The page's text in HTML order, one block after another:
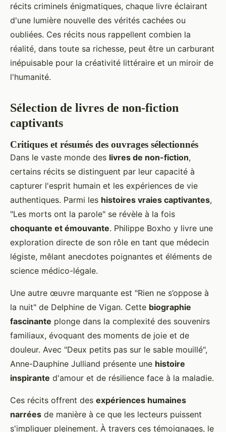
récits criminels énigmatiques, chaque livre éclairant
d'une lumière nouvelle des vérités cachées ou
oubliées. Ces récits nous rappellent combien la
réalité, dans toute sa richesse, peut être un carburant
inépuisable pour la créativité littéraire et un miroir de
l'humanité.
Sélection de livres de non-fiction
captivants
Critiques et résumés des ouvrages sélectionnés
Dans le vaste monde des livres de non-fiction,
certains récits se distinguent par leur capacité à
capturer l'esprit humain et les expériences de vie
authentiques. Parmi les histoires vraies captivantes,
"Les morts ont la parole" se révèle à la fois
choquante et émouvante. Philippe Boxho y livre une
exploration directe de son rôle en tant que médecin
légiste, mêlant anecdotes poignantes et éléments de
science médico-légale.
Une autre œuvre marquante est "Rien ne s’oppose à
la nuit" de Delphine de Vigan. Cette biographie
fascinante plonge dans la complexité des souvenirs
familiaux, évoquant des moments de joie et de
douleur. Avec "Deux petits pas sur le sable mouillé",
Anne-Dauphine Julliand présente une histoire
inspirante d'amour et de résilience face à la maladie.
Ces récits offrent des expériences humaines
narrées de manière à ce que les lecteurs puissent
s'impliquer pleinement. À travers ces témoignages, le